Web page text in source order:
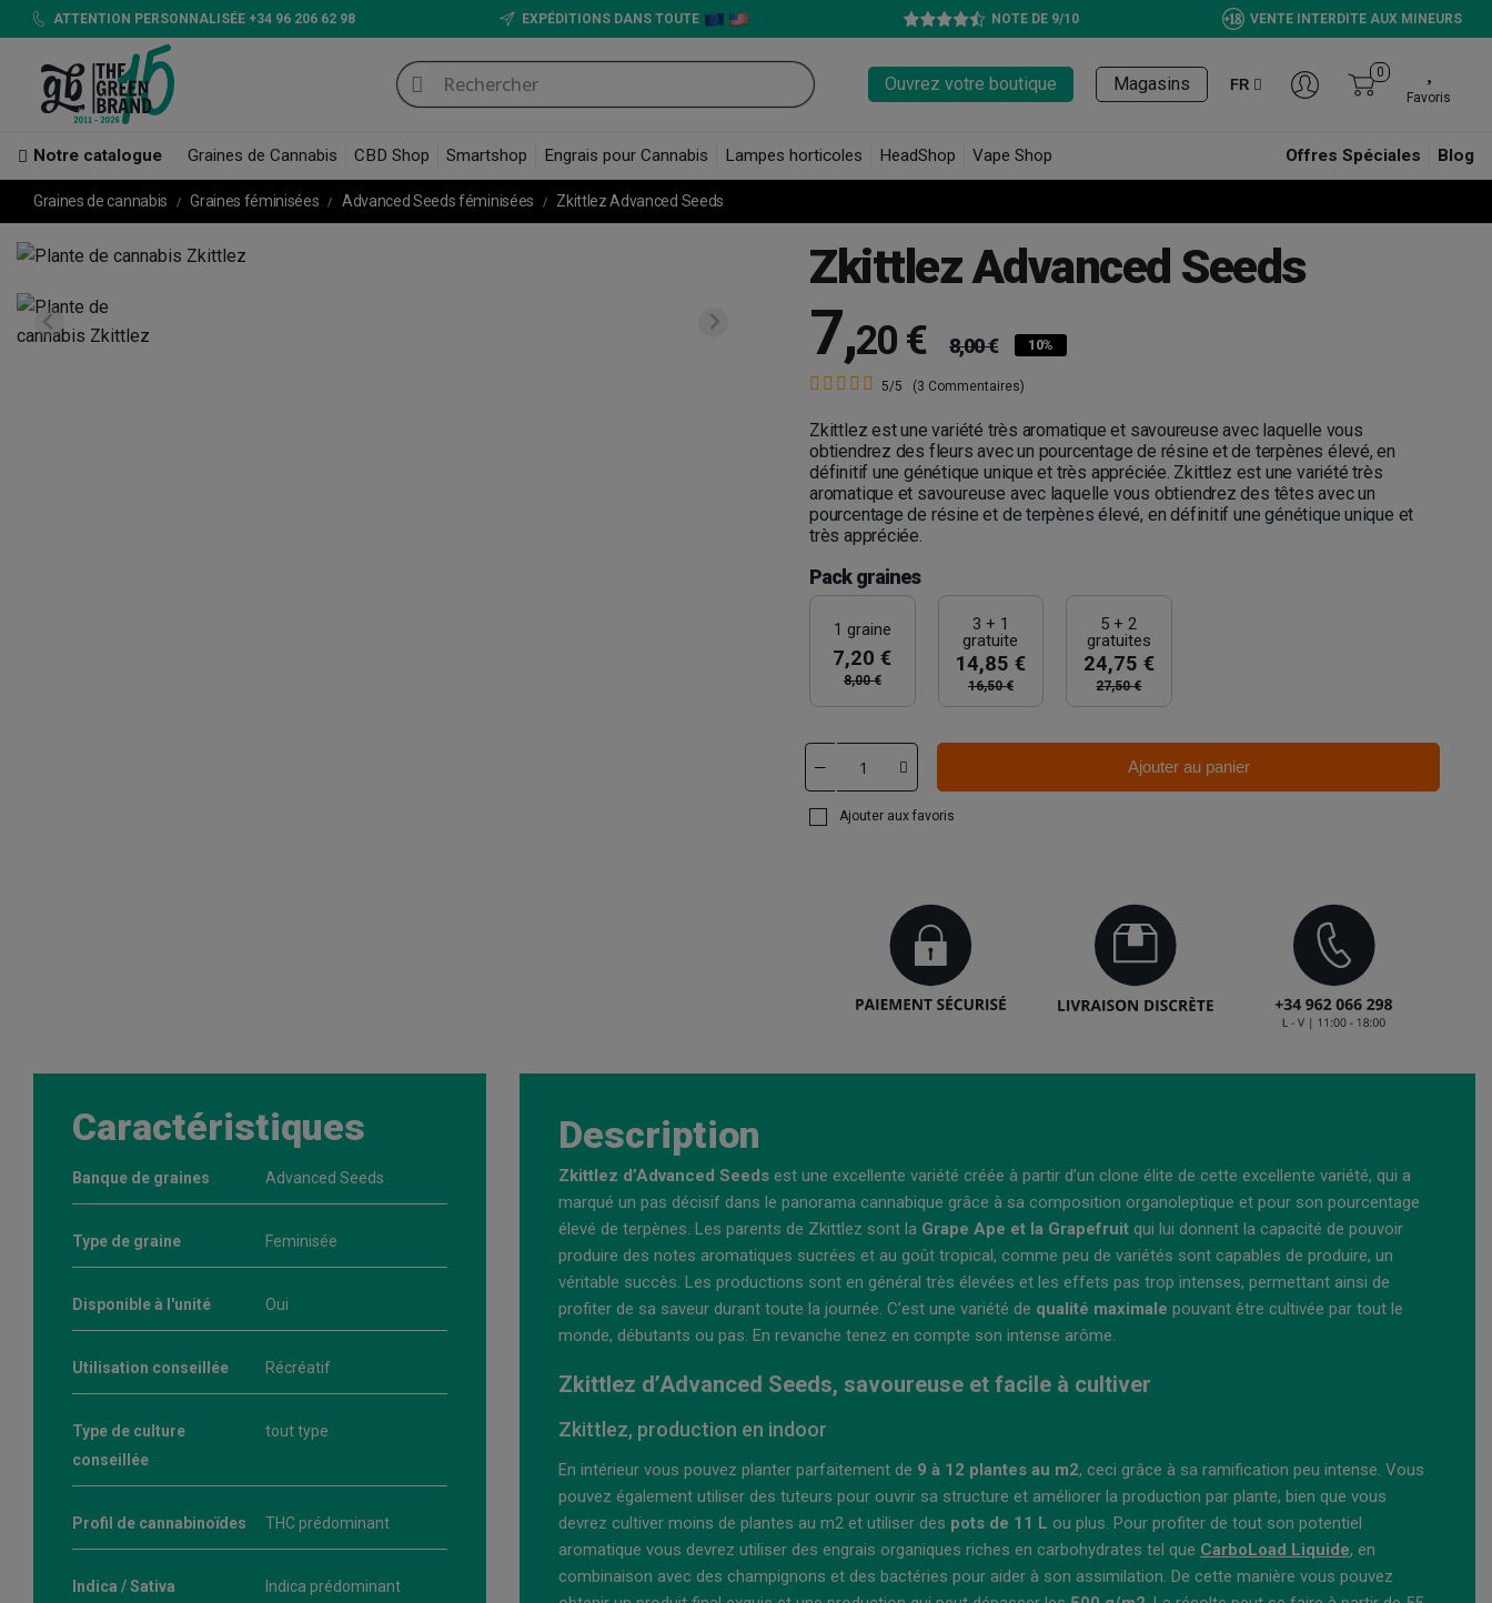
ATTENTION PERSONNALISÉE +34 96 206 62 98 EXPÉDITIONS DANS TOUTE NOTE DE 9/10 VENTE INTERDITE AUX MINEURS
Ouvrez votre boutique Magasins FR
0
Favoris
Notre catalogue Graines de Cannabis CBD Shop Smartshop Engrais pour Cannabis Lampes horticoles HeadShop Vape Shop Offres Spéciales Blog
Graines de cannabis Graines féminisées Advanced Seeds féminisées Zkittlez Advanced Seeds
Zkittlez Advanced Seeds
7,20 € 8,00 € 10%
5/5 (3 Commentaires)
Zkittlez est une variété très aromatique et savoureuse avec laquelle vous
obtiendrez des fleurs avec un pourcentage de résine et de terpènes élevé, en
définitif une génétique unique et très appréciée. Zkittlez est une variété très
aromatique et savoureuse avec laquelle vous obtiendrez des têtes avec un
pourcentage de résine et de terpènes élevé, en définitif une génétique unique et
très appréciée.
Pack graines
1 graine
7,20 €
8,00 €
3 + 1
gratuite
14,85 €
16,50 €
5 + 2
gratuites
24,75 €
27,50 €
Ajouter au panier
Ajouter aux favoris
Caractéristiques
Banque de graines Advanced Seeds
Type de graine Feminisée
Disponible à l'unité Oui
Utilisation conseillée Récréatif
Type de culture
conseillée
tout type
Profil de cannabinoïdes THC prédominant
Indica / Sativa Indica prédominant
Description
Zkittlez d’Advanced Seeds est une excellente variété créée à partir d’un clone élite de cette excellente variété, qui a
marqué un pas décisif dans le panorama cannabique grâce à sa composition organoleptique et pour son pourcentage
élevé de terpènes. Les parents de Zkittlez sont la Grape Ape et la Grapefruit qui lui donnent la capacité de pouvoir
produire des notes aromatiques sucrées et au goût tropical, comme peu de variétés sont capables de produire, un
véritable succès. Les productions sont en général très élevées et les effets pas trop intenses, permettant ainsi de
profiter de sa saveur durant toute la journée. C’est une variété de qualité maximale pouvant être cultivée par tout le
monde, débutants ou pas. En revanche tenez en compte son intense arôme.
Zkittlez d’Advanced Seeds, savoureuse et facile à cultiver
Zkittlez, production en indoor
En intérieur vous pouvez planter parfaitement de 9 à 12 plantes au m2, ceci grâce à sa ramification peu intense. Vous
pouvez également utiliser des tuteurs pour ouvrir sa structure et améliorer la production par plante, bien que vous
devrez cultiver moins de plantes au m2 et utiliser des pots de 11 L ou plus. Pour profiter de tout son potentiel
aromatique vous devrez utiliser des engrais organiques riches en carbohydrates tel que CarboLoad Liquide, en
combinaison avec des champignons et des bactéries pour aider à son assimilation. De cette manière vous pouvez